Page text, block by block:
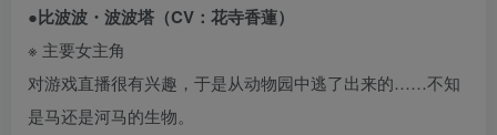
●比波波・波波塔（CV：花寺香蓮）
※ 主要女主角
对游戏直播很有兴趣，于是从动物园中逃了出来的……不知
是马还是河马的生物。